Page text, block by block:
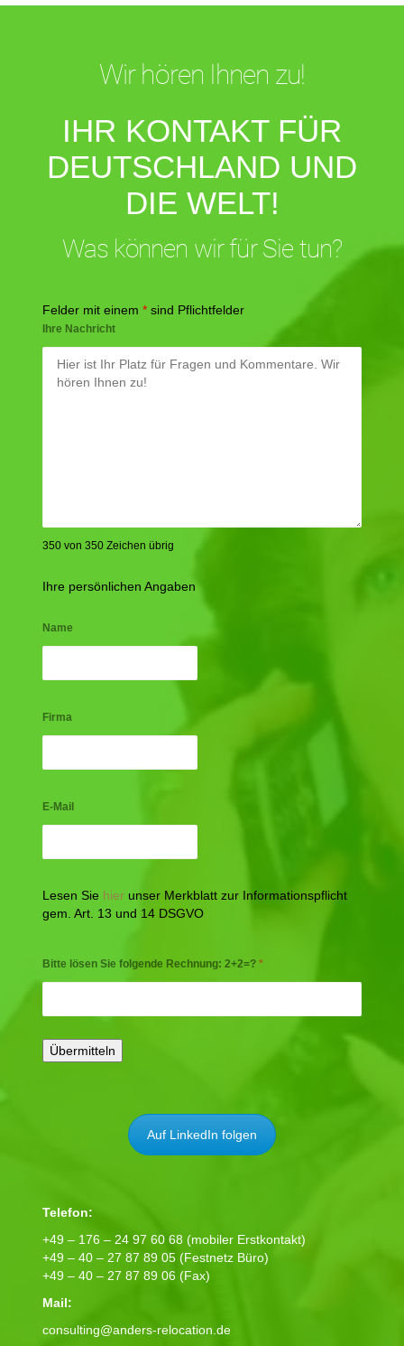
Wir hören Ihnen zu!
IHR KONTAKT FÜR
DEUTSCHLAND UND
DIE WELT!
Was können wir für Sie tun?
Felder mit einem * sind Pflichtfelder
Ihre Nachricht
350 von 350 Zeichen übrig
Ihre persönlichen Angaben
Name
Firma
E-Mail
Lesen Sie hier unser Merkblatt zur Informationspflicht
gem. Art. 13 und 14 DSGVO
Bitte lösen Sie folgende Rechnung: 2+2=? *
Auf LinkedIn folgen
Telefon:
+49 – 176 – 24 97 60 68 (mobiler Erstkontakt)
+49 – 40 – 27 87 89 05 (Festnetz Büro)
+49 – 40 – 27 87 89 06 (Fax)
Mail:
consulting@anders-relocation.de